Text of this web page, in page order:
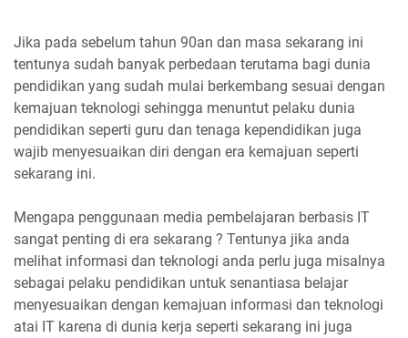
Jika pada sebelum tahun 90an dan masa sekarang ini
tentunya sudah banyak perbedaan terutama bagi dunia
pendidikan yang sudah mulai berkembang sesuai dengan
kemajuan teknologi sehingga menuntut pelaku dunia
pendidikan seperti guru dan tenaga kependidikan juga
wajib menyesuaikan diri dengan era kemajuan seperti
sekarang ini.
Mengapa penggunaan media pembelajaran berbasis IT
sangat penting di era sekarang ? Tentunya jika anda
melihat informasi dan teknologi anda perlu juga misalnya
sebagai pelaku pendidikan untuk senantiasa belajar
menyesuaikan dengan kemajuan informasi dan teknologi
atai IT karena di dunia kerja seperti sekarang ini juga